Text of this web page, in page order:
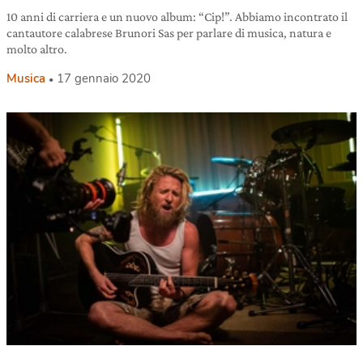
10 anni di carriera e un nuovo album: “Cip!”. Abbiamo incontrato il
cantautore calabrese Brunori Sas per parlare di musica, natura e
molto altro.
Musica 17 gennaio 2020